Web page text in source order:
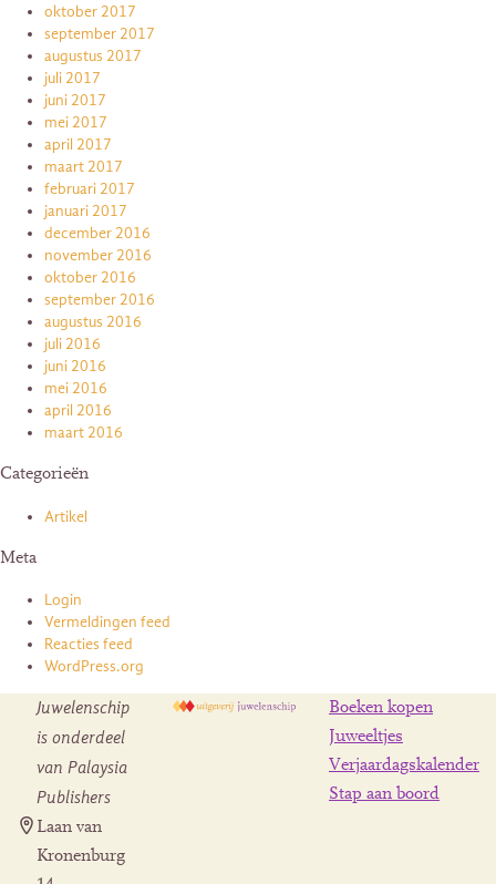
oktober 2017
september 2017
augustus 2017
juli 2017
juni 2017
mei 2017
april 2017
maart 2017
februari 2017
januari 2017
december 2016
november 2016
oktober 2016
september 2016
augustus 2016
juli 2016
juni 2016
mei 2016
april 2016
maart 2016
Categorieën
Artikel
Meta
Login
Vermeldingen feed
Reacties feed
WordPress.org
Juwelenschip
is onderdeel
van Palaysia
Publishers
Laan van
Kronenburg
Boeken kopen
Juweeltjes
Verjaardagskalender
Stap aan boord